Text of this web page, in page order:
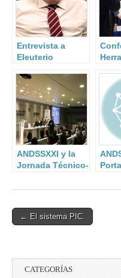
Entrevista a
Eleuterio
ANDSSXXI y la
Jornada Técnico-
Directores y
Seguridad, III.
Post
navigation
← El sistema PIC.
CATEGORÍAS